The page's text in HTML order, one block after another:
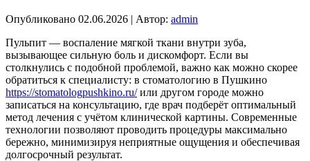
Опубликовано 02.06.2026 | Автор: admin
Пульпит — воспаление мягкой ткани внутри зуба,
вызывающее сильную боль и дискомфорт. Если вы
столкнулись с подобной проблемой, важно как можно скорее
обратиться к специалисту: в стоматологию в Пушкино
https://stomatologpushkino.ru/или другом городе можно
записаться на консультацию, где врач подберёт оптимальный
метод лечения с учётом клинической картины. Современные
технологии позволяют проводить процедуры максимально
бережно, минимизируя неприятные ощущения и обеспечивая
долгосрочный результат.